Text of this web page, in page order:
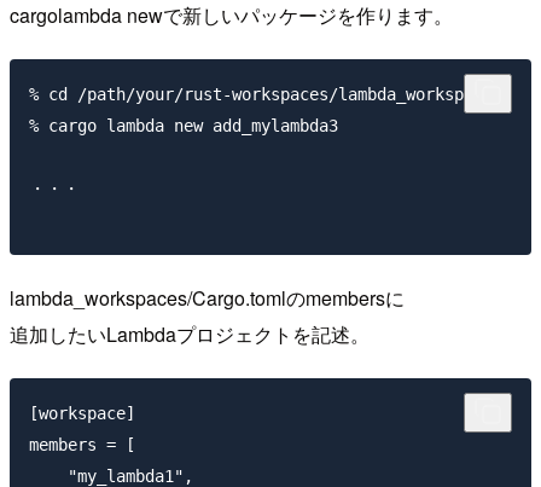
cargolambda newで新しいパッケージを作ります。
% cd /path/your/rust-workspaces/lambda_workspaces
% cargo lambda new add_mylambda3
・・・
lambda_workspaces/Cargo.tomlのmembersに
追加したいLambdaプロジェクトを記述。
[workspace]
members = [
    "my_lambda1",